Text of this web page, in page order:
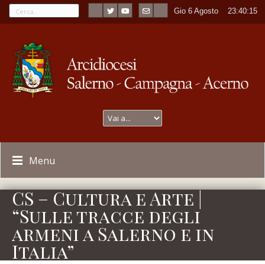
Gio 6 Agosto ----23:40:15
Menu
CS – Cultura e Arte |
“Sulle tracce degli
armeni a Salerno e in
Italia”